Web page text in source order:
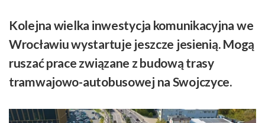
Kolejna wielka inwestycja komunikacyjna we
Wrocławiu wystartuje jeszcze jesienią. Mogą
ruszać prace związane z budową trasy
tramwajowo-autobusowej na Swojczyce.